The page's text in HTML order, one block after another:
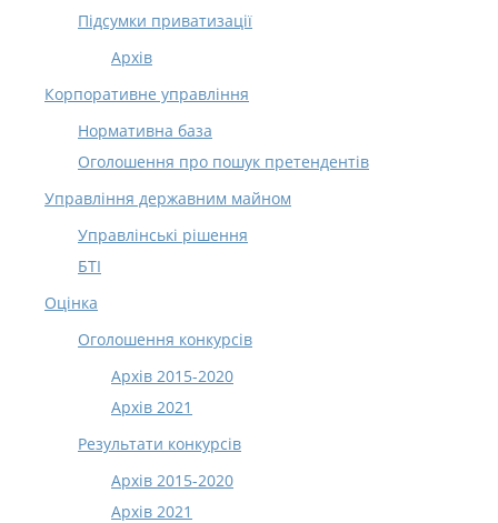
Підсумки приватизації
Архів
Корпоративне управління
Нормативна база
Оголошення про пошук претендентів
Управління державним майном
Управлінські рішення
БТІ
Оцінка
Оголошення конкурсів
Архів 2015-2020
Архів 2021
Результати конкурсів
Архів 2015-2020
Архів 2021